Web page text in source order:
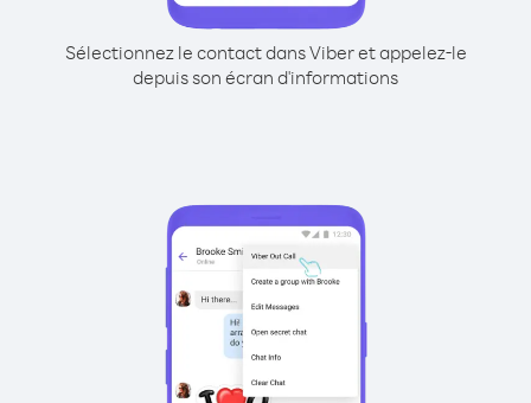
Sélectionnez le contact dans Viber et appelez-le
depuis son écran d'informations